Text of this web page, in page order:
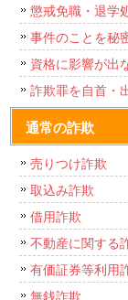
懲戒免職・退学
事件のことを秘
資格に影響が出
詐欺罪を自首・
通常の詐欺
売りつけ詐欺
取込み詐欺
借用詐欺
不動産に関する
有価証券等利用
無銭詐欺